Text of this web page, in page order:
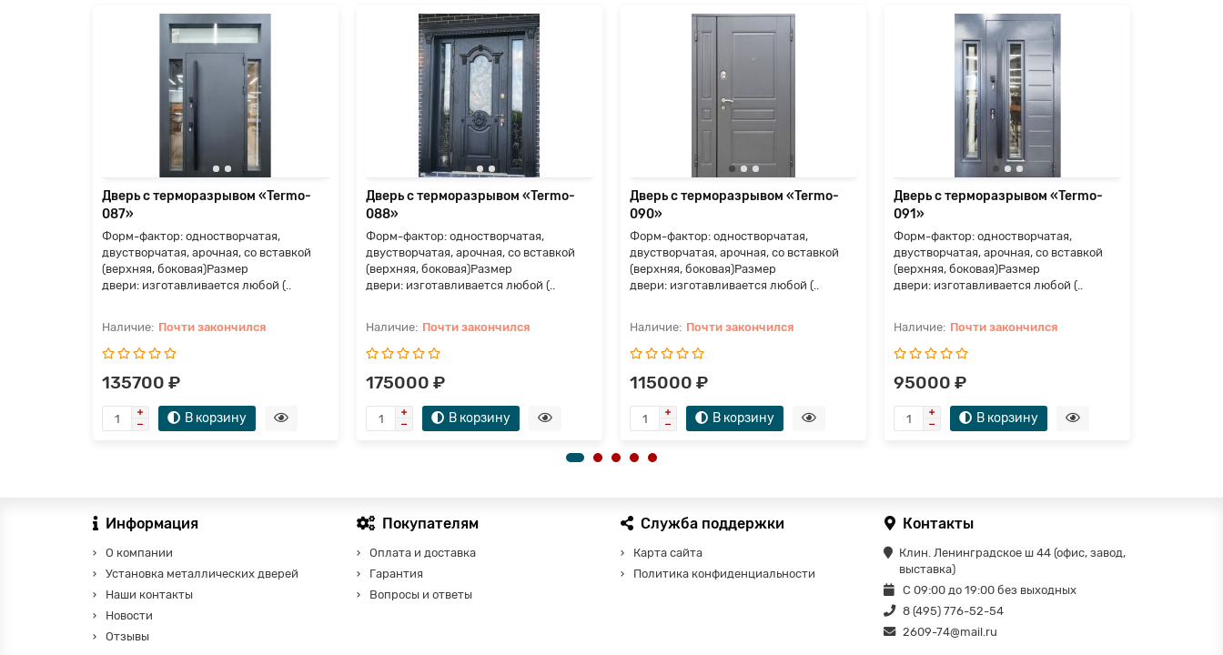
Дверь с терморазрывом «Termo-
087»
Форм-фактор: одностворчатая,
двустворчатая, арочная, со вставкой
(верхняя, боковая)Размер
двери: изготавливается любой (..
Почти закончился
135700 ₽
В корзину
Дверь с терморазрывом «Termo-
088»
Форм-фактор: одностворчатая,
двустворчатая, арочная, со вставкой
(верхняя, боковая)Размер
двери: изготавливается любой (..
Почти закончился
175000 ₽
В корзину
Дверь с терморазрывом «Termo-
090»
Форм-фактор: одностворчатая,
двустворчатая, арочная, со вставкой
(верхняя, боковая)Размер
двери: изготавливается любой (..
Почти закончился
115000 ₽
В корзину
Дверь с терморазрывом «Termo-
091»
Форм-фактор: одностворчатая,
двустворчатая, арочная, со вставкой
(верхняя, боковая)Размер
двери: изготавливается любой (..
Почти закончился
95000 ₽
В корзину
Информация
О компании
Установка металлических дверей
Наши контакты
Новости
Отзывы
Покупателям
Оплата и доставка
Гарантия
Вопросы и ответы
Служба поддержки
Карта сайта
Политика конфиденциальности
Контакты
Клин. Ленинградское ш 44 (офис, завод,
выставка)
С 09:00 до 19:00 без выходных
8 (495) 776-52-54
2609-74@mail.ru